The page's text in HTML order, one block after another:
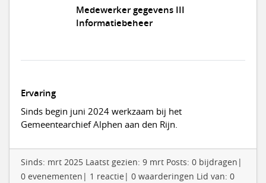
Medewerker gegevens III
Informatiebeheer
Ervaring
Sinds begin juni 2024 werkzaam bij het
Gemeentearchief Alphen aan den Rijn.
Sinds: mrt 2025 Laatst gezien: 9 mrt Posts: 0 bijdragen|
0 evenementen| 1 reactie| 0 waarderingen Lid van: 0